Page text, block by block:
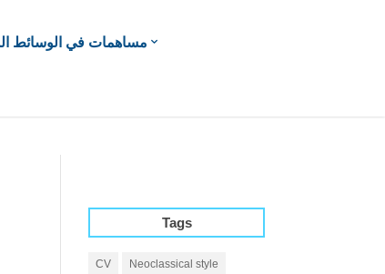
مساهمات في الوسائط
Tags
CV Neoclassical style